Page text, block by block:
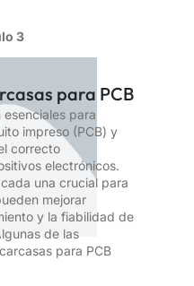
3
para PCB
esenciales para
impreso (PCB) y
correcto
electrónicos.
una crucial para
mejorar
y la fiabilidad de
de las
para PCB